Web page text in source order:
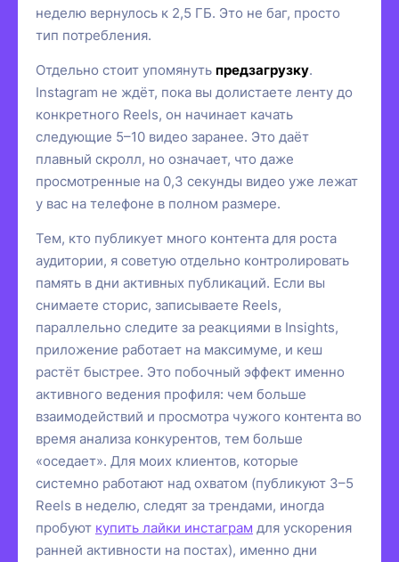
неделю вернулось к 2,5 ГБ. Это не баг, просто
тип потребления.
Отдельно стоит упомянуть предзагрузку.
Instagram не ждёт, пока вы долистаете ленту до
конкретного Reels, он начинает качать
следующие 5–10 видео заранее. Это даёт
плавный скролл, но означает, что даже
просмотренные на 0,3 секунды видео уже лежат
у вас на телефоне в полном размере.
Тем, кто публикует много контента для роста
аудитории, я советую отдельно контролировать
память в дни активных публикаций. Если вы
снимаете сторис, записываете Reels,
параллельно следите за реакциями в Insights,
приложение работает на максимуме, и кеш
растёт быстрее. Это побочный эффект именно
активного ведения профиля: чем больше
взаимодействий и просмотра чужого контента во
время анализа конкурентов, тем больше
«оседает». Для моих клиентов, которые
системно работают над охватом (публикуют 3–5
Reels в неделю, следят за трендами, иногда
пробуют купить лайки инстаграм для ускорения
ранней активности на постах), именно дни